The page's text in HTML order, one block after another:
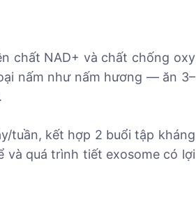
chất NAD+ và chất chống oxy
nấm như nấm hương — ăn 3–
tuần, kết hợp 2 buổi tập kháng
và quá trình tiết exosome có lợi